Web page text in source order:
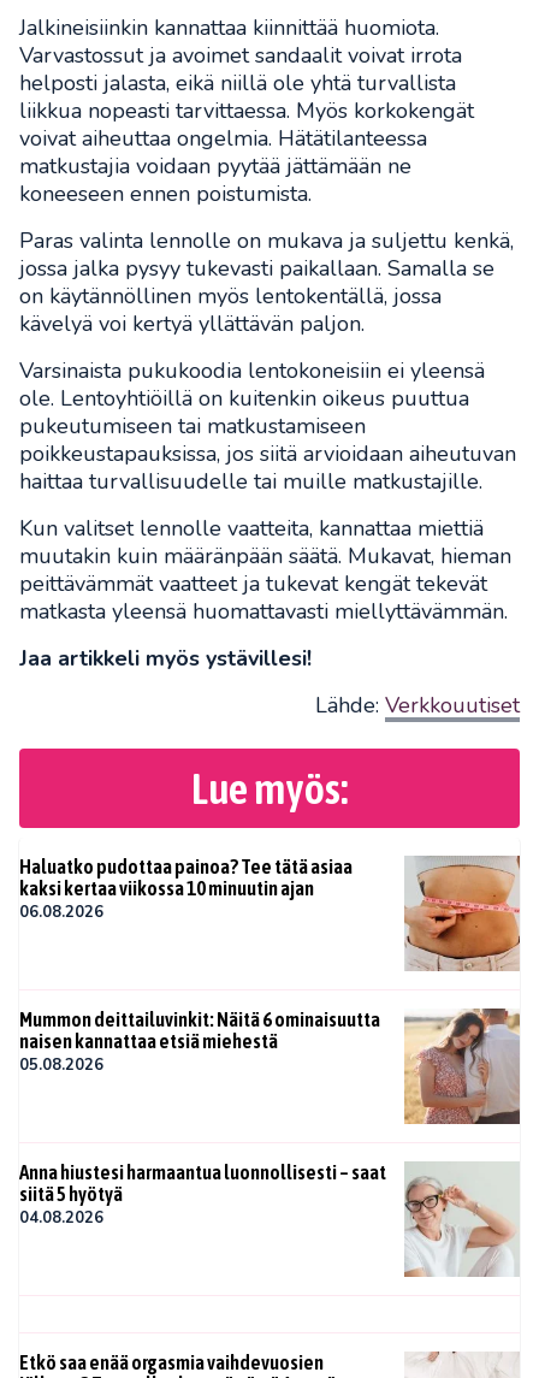
Jalkineisiinkin kannattaa kiinnittää huomiota.
Varvastossut ja avoimet sandaalit voivat irrota
helposti jalasta, eikä niillä ole yhtä turvallista
liikkua nopeasti tarvittaessa. Myös korkokengät
voivat aiheuttaa ongelmia. Hätätilanteessa
matkustajia voidaan pyytää jättämään ne
koneeseen ennen poistumista.
Paras valinta lennolle on mukava ja suljettu kenkä,
jossa jalka pysyy tukevasti paikallaan. Samalla se
on käytännöllinen myös lentokentällä, jossa
kävelyä voi kertyä yllättävän paljon.
Varsinaista pukukoodia lentokoneisiin ei yleensä
ole. Lentoyhtiöillä on kuitenkin oikeus puuttua
pukeutumiseen tai matkustamiseen
poikkeustapauksissa, jos siitä arvioidaan aiheutuvan
haittaa turvallisuudelle tai muille matkustajille.
Kun valitset lennolle vaatteita, kannattaa miettiä
muutakin kuin määränpään säätä. Mukavat, hieman
peittävämmät vaatteet ja tukevat kengät tekevät
matkasta yleensä huomattavasti miellyttävämmän.
Jaa artikkeli myös ystävillesi!
Lähde: Verkkouutiset
Lue myös:
Haluatko pudottaa painoa? Tee tätä asiaa
kaksi kertaa viikossa 10 minuutin ajan
06.08.2026
Mummon deittailuvinkit: Näitä 6 ominaisuutta
naisen kannattaa etsiä miehestä
05.08.2026
Anna hiustesi harmaantua luonnollisesti – saat
siitä 5 hyötyä
04.08.2026
Etkö saa enää orgasmia vaihdevuosien